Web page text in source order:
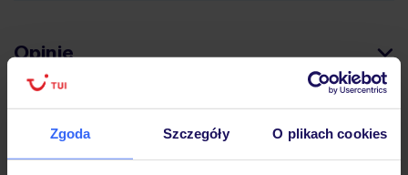
Zgoda Szczegóły O plikach cookies
Opinie